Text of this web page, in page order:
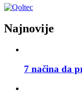
Najnovije
7 načina da